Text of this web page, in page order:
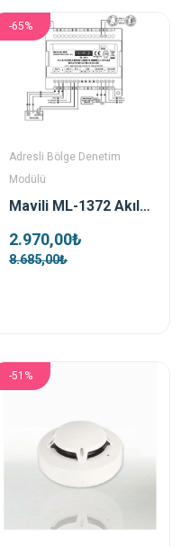
-65%
Adresli Bölge Denetim
Modülü
Mavili ML-1372 Akıllı Adresli Bölge Denetim Modülü
2.970,00₺
8.685,00₺
-51%